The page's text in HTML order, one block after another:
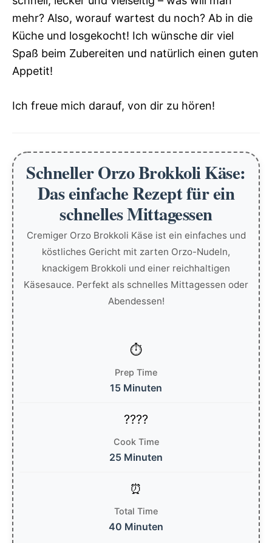
mehr? Also, worauf wartest du noch? Ab in die
Küche und losgekocht! Ich wünsche dir viel
Spaß beim Zubereiten und natürlich einen guten
Appetit!
Ich freue mich darauf, von dir zu hören!
Schneller Orzo Brokkoli Käse:
Das einfache Rezept für ein
schnelles Mittagessen
Cremiger Orzo Brokkoli Käse ist ein einfaches und
köstliches Gericht mit zarten Orzo-Nudeln,
knackigem Brokkoli und einer reichhaltigen
Käsesauce. Perfekt als schnelles Mittagessen oder
Abendessen!
Prep Time
15 Minuten
Cook Time
25 Minuten
Total Time
40 Minuten